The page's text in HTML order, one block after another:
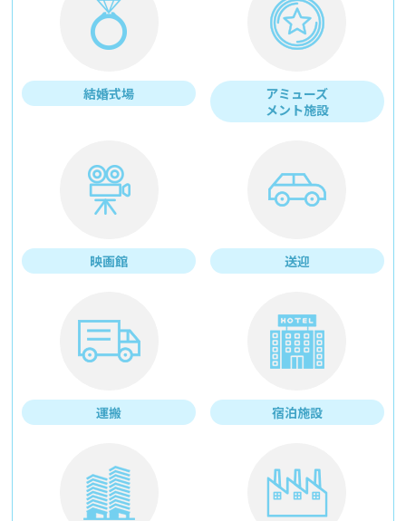
結婚式場
アミューズ
メント施設
映画館 送迎
運搬 宿泊施設